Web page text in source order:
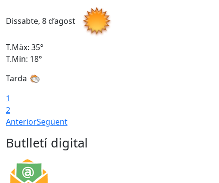
Dissabte, 8 d’agost
T.Màx: 35°
T.Min: 18°
Tarda
1
2
AnteriorSegüent
Butlletí digital